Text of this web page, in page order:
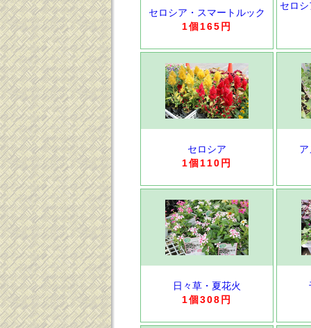
セロシア・スマートルック
1個165円
セロ
セロシア
1個110円
日々草・夏花火
1個308円